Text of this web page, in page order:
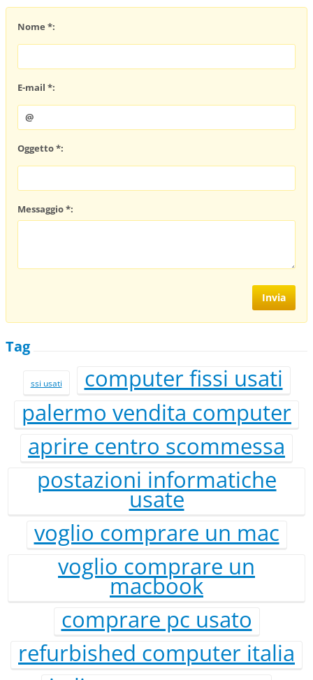
Nome *:
E-mail *:
Oggetto *:
Messaggio *:
Tag
ssi usati
computer fissi usati
palermo vendita computer
aprire centro scommessa
postazioni informatiche
usate
voglio comprare un mac
voglio comprare un
macbook
comprare pc usato
refurbished computer italia